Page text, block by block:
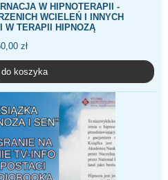
W HIPNOTERAPII -
WCIELEŃ I INNYCH
W TERAPII HIPNOZĄ
zł
do koszyka